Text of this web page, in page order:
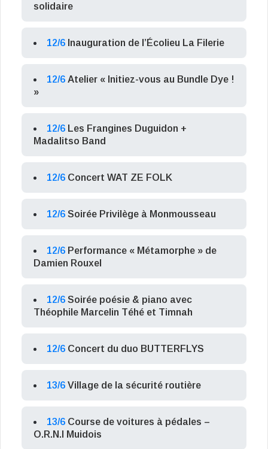
solidaire
12/6 Inauguration de l’Écolieu La Filerie
12/6 Atelier « Initiez-vous au Bundle Dye !
»
12/6 Les Frangines Duguidon +
Madalitso Band
12/6 Concert WAT ZE FOLK
12/6 Soirée Privilège à Monmousseau
12/6 Performance « Métamorphe » de
Damien Rouxel
12/6 Soirée poésie & piano avec
Théophile Marcelin Téhé et Timnah
12/6 Concert du duo BUTTERFLYS
13/6 Village de la sécurité routière
13/6 Course de voitures à pédales –
O.R.N.I Muidois